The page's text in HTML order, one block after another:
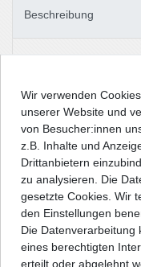
Beschreibung
Passform-Fußmatten:
- passgenau nach Form
- robuste
Absatzschoner auf
- Antirutsch-Schutz auf
- entweder geeignet für
Befestigungssystem,
entsprechende
benötigt wird.
Wir verwenden
unserer Website und
von Besucher:innen
z.B. Inhalte und
Drittanbietern
zu analysieren. Die
gesetzte Cookies. Wir
den Einstellungen
Die Datenverarbeitung
eines berechtigten
erteilt oder abgelehnt